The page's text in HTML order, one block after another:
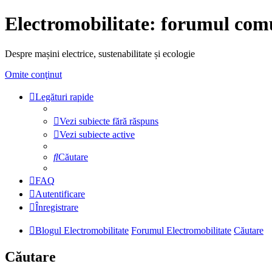
Electromobilitate: forumul
Despre mașini electrice, sustenabilitate și ecologie
Omite conţinut
Legături rapide
Vezi subiecte fără răspuns
Vezi subiecte active
Căutare
FAQ
Autentificare
Înregistrare
Blogul Electromobilitate Forumul Electromobilitate Căutare
Căutare